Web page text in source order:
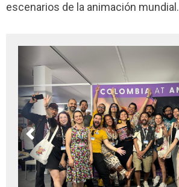
escenarios de la animación mundial.
Previous